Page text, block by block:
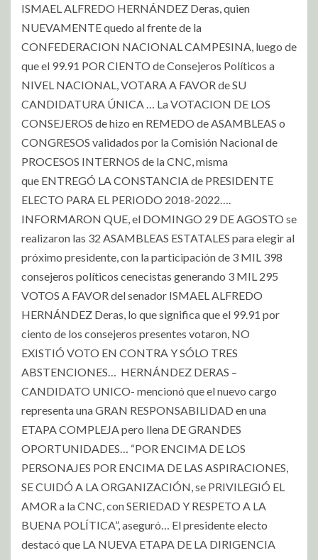
ISMAEL ALFREDO HERNÁNDEZ Deras, quien
NUEVAMENTE quedo al frente de la
CONFEDERACION NACIONAL CAMPESINA, luego de
que el 99.91 POR CIENTO de Consejeros Políticos a
NIVEL NACIONAL, VOTARA A FAVOR de SU
CANDIDATURA ÚNICA … La VOTACION DE LOS
CONSEJEROS de hizo en REMEDO de ASAMBLEAS o
CONGRESOS validados por la Comisión Nacional de
PROCESOS INTERNOS de la CNC, misma
que ENTREGÓ LA CONSTANCIA de PRESIDENTE
ELECTO PARA EL PERIODO 2018-2022….
INFORMARON QUE, el DOMINGO 29 DE AGOSTO se
realizaron las 32 ASAMBLEAS ESTATALES para elegir al
próximo presidente, con la participación de 3 MIL 398
consejeros políticos cenecistas generando 3 MIL 295
VOTOS A FAVOR del senador ISMAEL ALFREDO
HERNÁNDEZ Deras, lo que significa que el 99.91 por
ciento de los consejeros presentes votaron, NO
EXISTIÓ VOTO EN CONTRA Y SÓLO TRES
ABSTENCIONES… HERNÁNDEZ DERAS –
CANDIDATO UNICO- mencionó que el nuevo cargo
representa una GRAN RESPONSABILIDAD en una
ETAPA COMPLEJA pero llena DE GRANDES
OPORTUNIDADES… “POR ENCIMA DE LOS
PERSONAJES POR ENCIMA DE LAS ASPIRACIONES,
SE CUIDÓ A LA ORGANIZACIÓN, se PRIVILEGIÓ EL
AMOR a la CNC, con SERIEDAD Y RESPETO A LA
BUENA POLÍTICA”, aseguró… El presidente electo
destacó que LA NUEVA ETAPA DE LA DIRIGENCIA